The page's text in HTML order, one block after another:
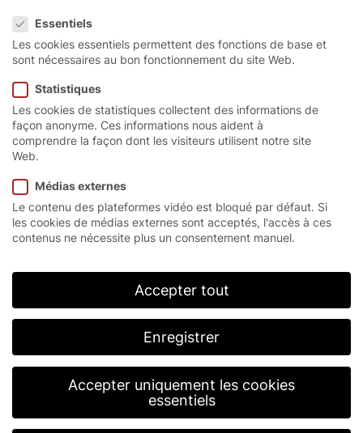
Porte rapide à
enroulementEFA-SRT®
MS USD
La porte rapide Upside
Down
de protection pour machines EFAFLEX qui se ferme
bas en haut. Fiable et compacte, cette porte rapide
de type « Upside Down » a été spécialement
conçue pour l’application industrielle intensive et
exige peu de maintenance. Les montants de la porte
particulièrement performant qui tire le panneau final
Essentiels
Les cookies essentiels permettent des fonctions de base et
sont nécessaires au bon fonctionnement du site Web.
Statistiques
Les cookies de statistiques collectent des informations de
façon anonyme. Ces informations nous aident à
comprendre la façon dont les visiteurs utilisent notre site
Web.
Médias externes
Le contenu des plateformes vidéo est bloqué par défaut. Si
les cookies de médias externes sont acceptés, l'accès à ces
contenus ne nécessite plus un consentement manuel.
Accepter tout
Enregistrer
Accepter uniquement les cookies
essentiels